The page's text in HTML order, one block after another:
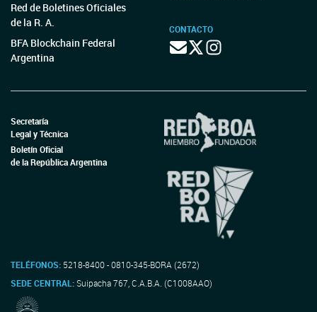
Red de Boletines Oficiales
de la R. A.
BFA Blockchain Federal
Argentina
CONTACTO
Secretaría
Legal y Técnica
Boletín Oficial
de la República Argentina
TELÉFONOS: 5218-8400 - 0810-345-BORA (2672)
SEDE CENTRAL:Suipacha 767, C.A.B.A. (C1008AAO)